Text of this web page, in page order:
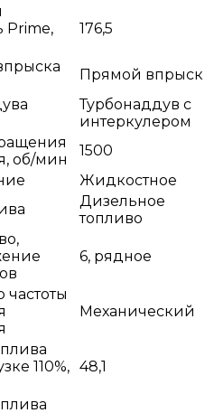
Prime,
176,5
Прямой впрыск
Турбонаддув с
интеркулером
об/мин
1500
Жидкостное
Дизельное
топливо
6, рядное
частоты
Механический
110%, 48,1